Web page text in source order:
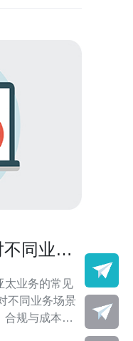
同业务
太业务的常见
不同业务场景
合规与成本控